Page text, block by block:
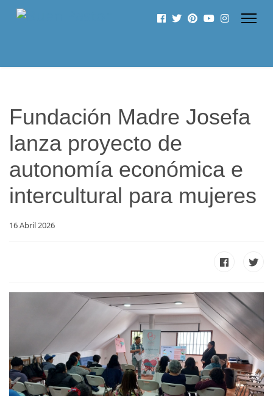
Fundación Madre Josefa
lanza proyecto de
autonomía económica e
intercultural para mujeres
16 Abril 2026